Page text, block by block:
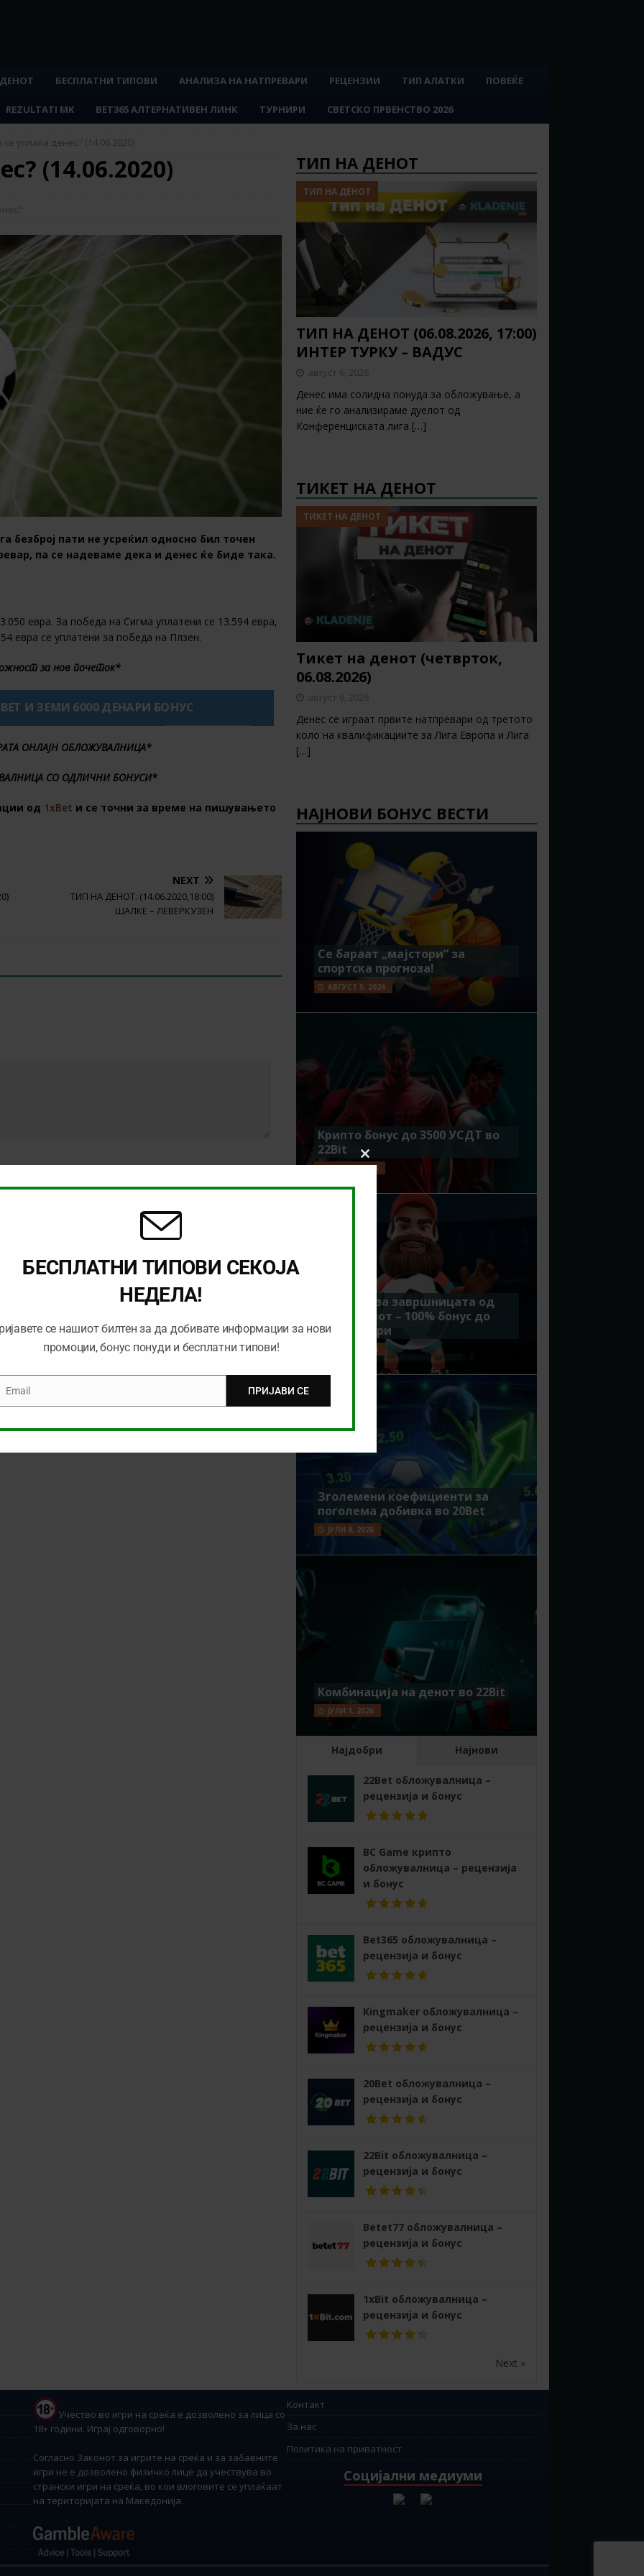
БЕСПЛАТНИ ТИПОВИ АНАЛИЗА НА НАТПРЕВАРИ РЕЦЕНЗИИ ТИП АЛАТКИ ПОВЕЌЕ
REZULTATI MK BET365 АЛТЕРНАТИВЕН ЛИНК ТУРНИРИ СВЕТСКО ПРВЕНСТВО 2026
уплаќа денес? (14.06.2020)
(14.06.2020)
безброј пати не усреќил односно бил точен
па се надеваме дека и денес ќе биде така.
евра. За победа на Сигма уплатени се 13.594 евра,
евра се уплатени за победа на Плзен.
за нов почеток*
И ЗЕМИ 6000 ДЕНАРИ БОНУС
ОНЛАЈН ОБЛОЖУВАЛНИЦА*
СО ОДЛИЧНИ БОНУСИ*
од 1xBet и се точни за време на пишувањето
NEXT
ТИП НА ДЕНОТ: (14.06.2020,18:00)
ШАЛКЕ – ЛЕВЕРКУЗЕН
ТИП НА ДЕНОТ
ТИП НА ДЕНОТ
ТИП НА ДЕНОТ (06.08.2026, 17:00)
ИНТЕР ТУРКУ – ВАДУС
август 6, 2026
Денес има солидна понуда за обложување, а
ние ќе го анализираме дуелот од
Конференциската лига […]
ТИКЕТ НА ДЕНОТ
ТИКЕТ НА ДЕНОТ
Тикет на денот (четврток,
06.08.2026)
август 6, 2026
Денес се играат првите натпревари од третото
коло на квалификациите за Лига Европа и Лига
[…]
НАЈНОВИ БОНУС ВЕСТИ
Се бараат „мајстори“ за
спортска прогноза!
АВГУСТ 5, 2026
Крипто бонус до 3500 УСДТ во
22Bit
ЈУЛИ 29, 2026
Идеално за завршницата од
Мундијалот – 100% бонус до
7500 денари
ЈУЛИ 15, 2026
Зголемени коефициенти за
поголема добивка во 20Bet
ЈУЛИ 8, 2026
Комбинација на денот во 22Bit
ЈУЛИ 1, 2026
Најдобри Најнови
22Bet обложувалница –
рецензија и бонус
BC Game крипто
обложувалница – рецензија
и бонус
Bet365 обложувалница –
рецензија и бонус
Kingmaker обложувалница –
рецензија и бонус
20Bet обложувалница –
рецензија и бонус
22Bit обложувалница –
рецензија и бонус
Betet77 обложувалница –
рецензија и бонус
1xBit обложувалница –
рецензија и бонус
Next »
Учество во игри на среќа е дозволено за лица со
18+ години. Играј одговорно!
Согласно Законот за игрите на среќа и за забавните
игри не е дозволено физичко лице да учествува во
странски игри на среќа, во кои влоговите се уплаќаат
на територијата на Македонија.
Контакт
За нас
Политика на приватност
Социјални медиуми
Close
this
БЕСПЛАТНИ ТИПОВИ СЕКОЈА
НЕДЕЛА!
се нашиот билтен за да добивате информации за нови
промоции, бонус понуди и бесплатни типови!
Email ПРИЈАВИ СЕ